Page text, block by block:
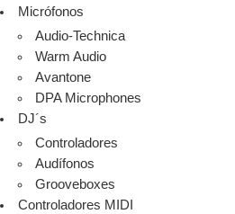
Micrófonos
Audio-Technica
Warm Audio
Avantone
DPA Microphones
DJ´s
Controladores
Audífonos
Grooveboxes
Controladores MIDI